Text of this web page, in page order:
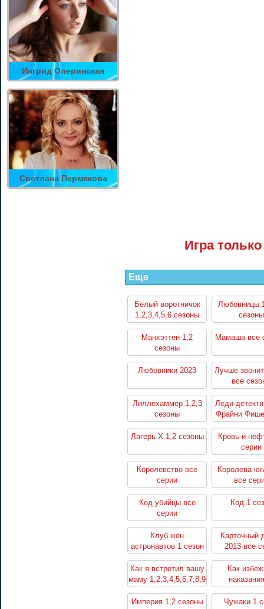
Ингрид Олеринская
Светлана Пермякова
Игра
Еще
Белый воротничок
1,2,3,4,5,6 сезоны
Любовницы
сезоны
Манхэттен 1,2
сезоны
Мамаша все
Любовники 2023
Лучше
все
Лиллехаммер 1,2,3
сезоны
Леди-
Фрайни
все
Лагерь Х 1,2 сезоны
Кровь и
серии
Королевство все
серии
Королева
все
Код убийцы все
серии
Код 1
Клуб жён
астронавтов 1 сезон
Карточный
2013 все
Как я встретил вашу
маму 1,2,3,4,5,6,7,8,9
сезоны
Как
убийство 1,2
Империя 1,2 сезоны
Чужаки 1